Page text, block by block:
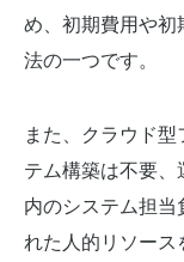
め、初期費用や初
法の一つです。
また、クラウド
テム構築は不要、
内のシステム担当
れた人的リソー